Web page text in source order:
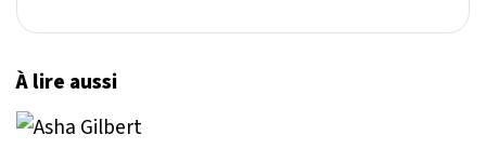
À lire aussi